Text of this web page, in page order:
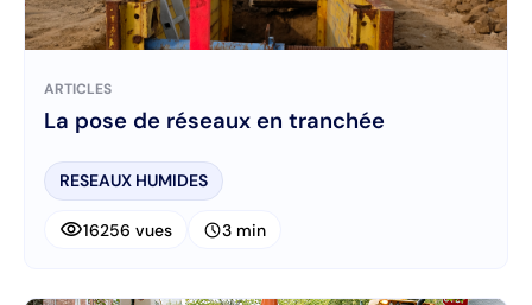
ARTICLES
La pose de réseaux en tranchée
RESEAUX HUMIDES
visibility16256 vues schedule3 min